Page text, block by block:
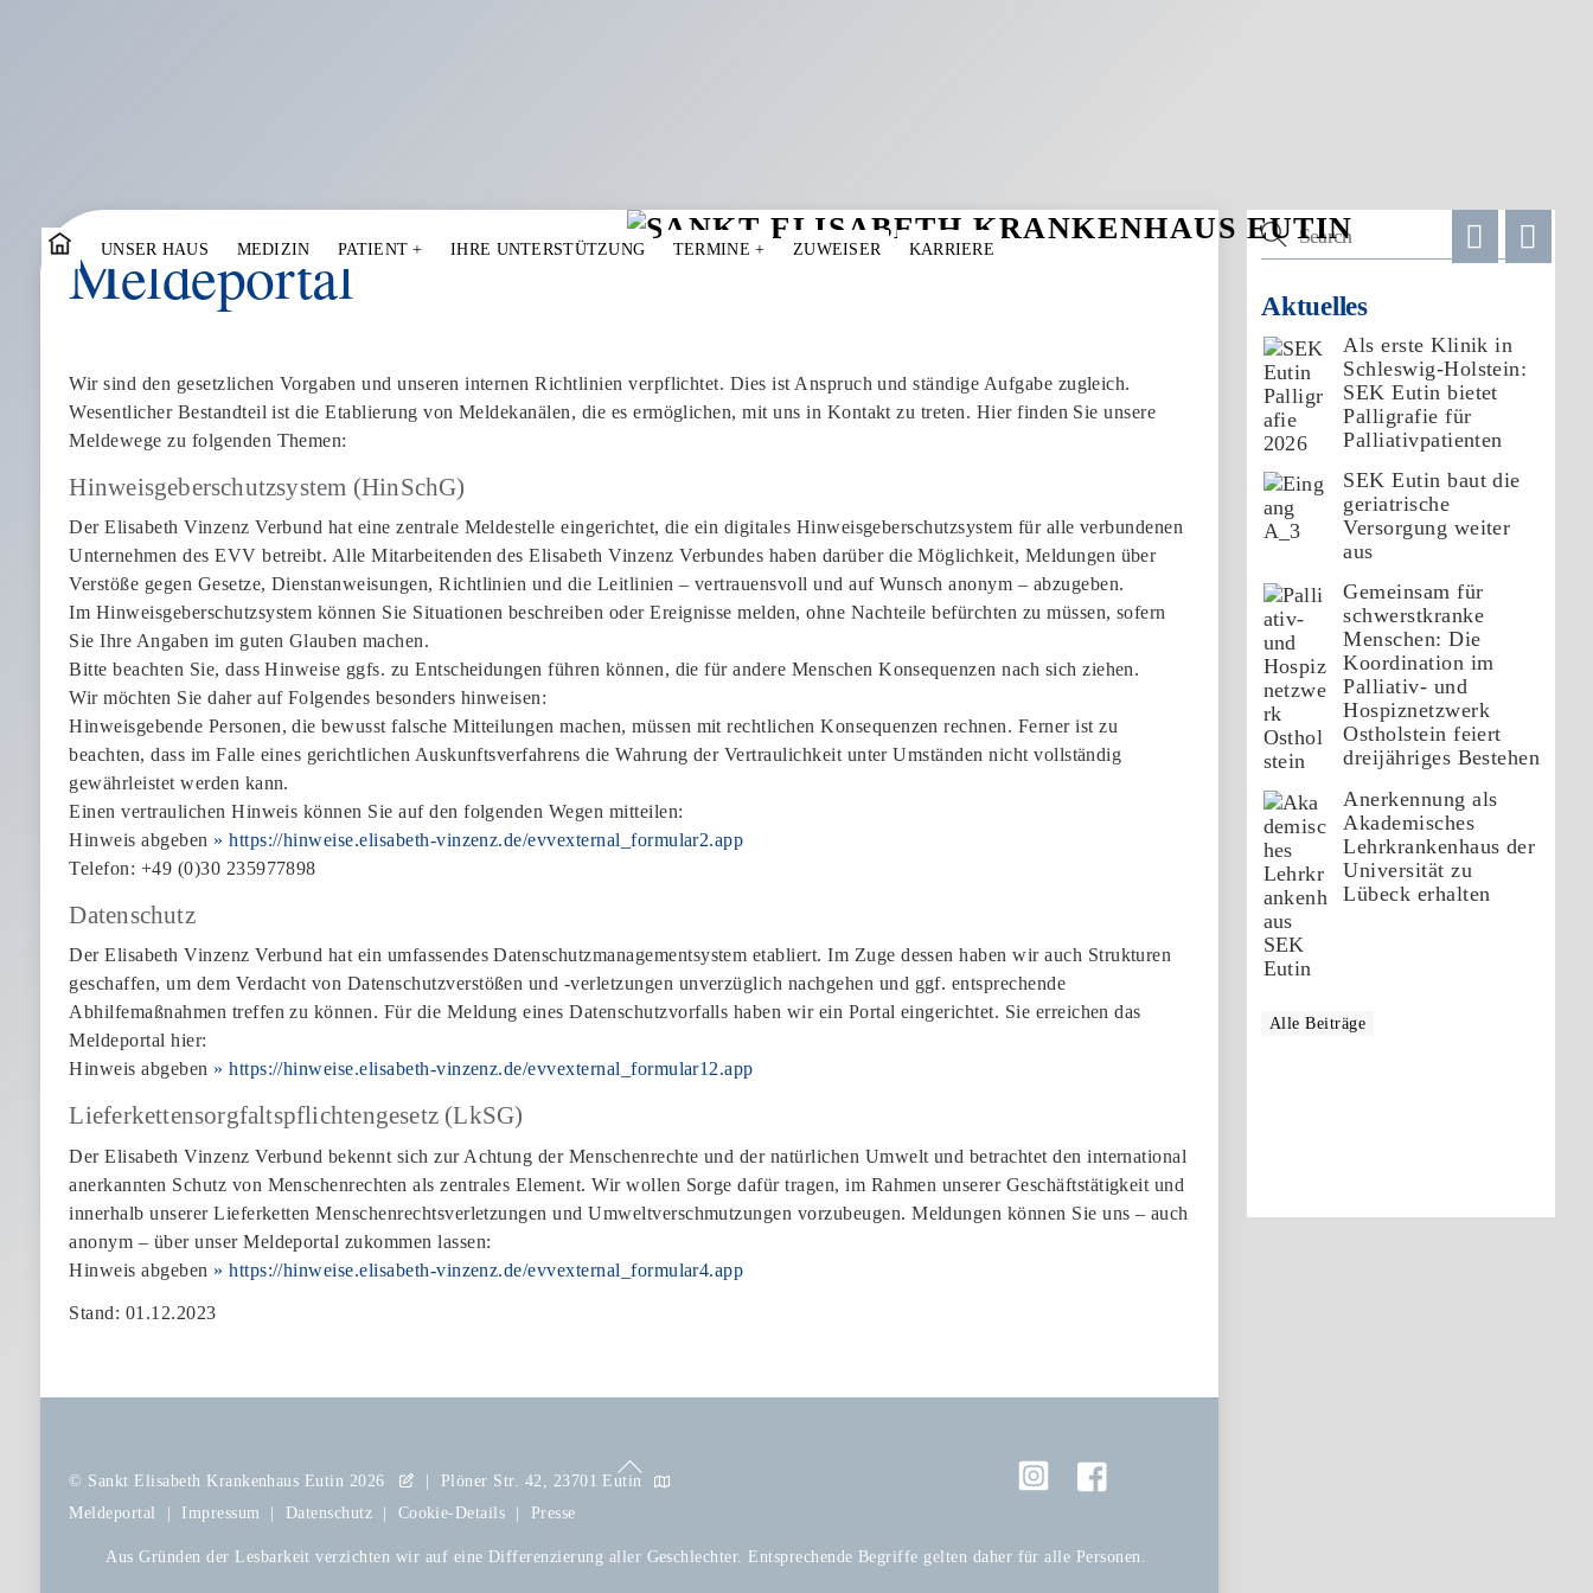
UNSER HAUS MEDIZIN PATIENT+ IHRE UNTERSTÜTZUNG TERMINE+ ZUWEISER KARRIERE
Meldeportal
Wir sind den gesetzlichen Vorgaben und unseren internen Richtlinien verpflichtet. Dies ist Anspruch und ständige Aufgabe zugleich.
Wesentlicher Bestandteil ist die Etablierung von Meldekanälen, die es ermöglichen, mit uns in Kontakt zu treten. Hier finden Sie unsere
Meldewege zu folgenden Themen:
Hinweisgeberschutzsystem (HinSchG)
Der Elisabeth Vinzenz Verbund hat eine zentrale Meldestelle eingerichtet, die ein digitales Hinweisgeberschutzsystem für alle verbundenen
Unternehmen des EVV betreibt. Alle Mitarbeitenden des Elisabeth Vinzenz Verbundes haben darüber die Möglichkeit, Meldungen über
Verstöße gegen Gesetze, Dienstanweisungen, Richtlinien und die Leitlinien – vertrauensvoll und auf Wunsch anonym – abzugeben.
Im Hinweisgeberschutzsystem können Sie Situationen beschreiben oder Ereignisse melden, ohne Nachteile befürchten zu müssen, sofern
Sie Ihre Angaben im guten Glauben machen.
Bitte beachten Sie, dass Hinweise ggfs. zu Entscheidungen führen können, die für andere Menschen Konsequenzen nach sich ziehen.
Wir möchten Sie daher auf Folgendes besonders hinweisen:
Hinweisgebende Personen, die bewusst falsche Mitteilungen machen, müssen mit rechtlichen Konsequenzen rechnen. Ferner ist zu
beachten, dass im Falle eines gerichtlichen Auskunftsverfahrens die Wahrung der Vertraulichkeit unter Umständen nicht vollständig
gewährleistet werden kann.
Einen vertraulichen Hinweis können Sie auf den folgenden Wegen mitteilen:
Hinweis abgeben » https://hinweise.elisabeth-vinzenz.de/evvexternal_formular2.app
Telefon: +49 (0)30 235977898
Datenschutz
Der Elisabeth Vinzenz Verbund hat ein umfassendes Datenschutzmanagementsystem etabliert. Im Zuge dessen haben wir auch Strukturen
geschaffen, um dem Verdacht von Datenschutzverstößen und -verletzungen unverzüglich nachgehen und ggf. entsprechende
Abhilfemaßnahmen treffen zu können. Für die Meldung eines Datenschutzvorfalls haben wir ein Portal eingerichtet. Sie erreichen das
Meldeportal hier:
Hinweis abgeben » https://hinweise.elisabeth-vinzenz.de/evvexternal_formular12.app
Lieferkettensorgfaltspflichtengesetz (LkSG)
Der Elisabeth Vinzenz Verbund bekennt sich zur Achtung der Menschenrechte und der natürlichen Umwelt und betrachtet den international
anerkannten Schutz von Menschenrechten als zentrales Element. Wir wollen Sorge dafür tragen, im Rahmen unserer Geschäftstätigkeit und
innerhalb unserer Lieferketten Menschenrechtsverletzungen und Umweltverschmutzungen vorzubeugen. Meldungen können Sie uns – auch
anonym – über unser Meldeportal zukommen lassen:
Hinweis abgeben » https://hinweise.elisabeth-vinzenz.de/evvexternal_formular4.app
Stand: 01.12.2023
Aktuelles
Als erste Klinik in
Schleswig-Holstein:
SEK Eutin bietet
Palligrafie für
Palliativpatienten
SEK Eutin baut die
geriatrische
Versorgung weiter
aus
Gemeinsam für
schwerstkranke
Menschen: Die
Koordination im
Palliativ- und
Hospiznetzwerk
Ostholstein feiert
dreijähriges Bestehen
Anerkennung als
Akademisches
Lehrkrankenhaus der
Universität zu
Lübeck erhalten
Alle Beiträge
Back
To
© Sankt Elisabeth Krankenhaus Eutin 2026 | Plöner Str. 42, 23701 Eutin
Meldeportal
| Impressum | Datenschutz | Cookie-Details | Presse
Aus Gründen der Lesbarkeit verzichten wir auf eine Differenzierung aller Geschlechter. Entsprechende Begriffe gelten daher für alle Personen.